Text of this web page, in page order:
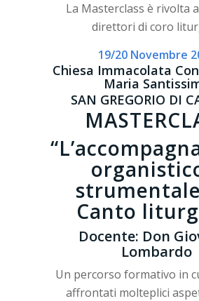
La Masterclass è rivolta
direttori di coro
19/20 Novembre
Chiesa Immacolata
Maria
SAN GREGORIO DI
Canto
Docente: Don
Lombardo
Un percorso formativo in
affrontati molteplici